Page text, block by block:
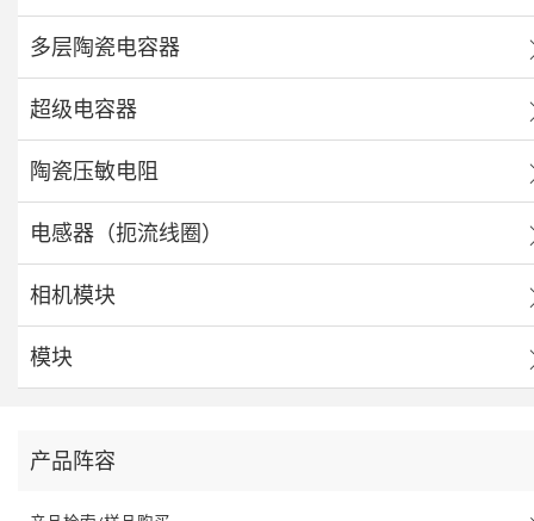
多层陶瓷电容器
超级电容器
陶瓷压敏电阻
电感器（扼流线圈）
相机模块
模块
产品阵容